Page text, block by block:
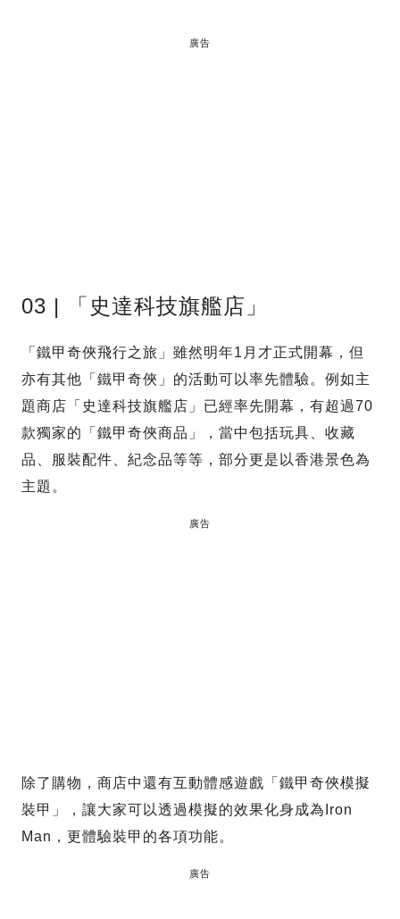
廣告
03 | 「史達科技旗艦店」
「鐵甲奇俠飛行之旅」雖然明年1月才正式開幕，但
亦有其他「鐵甲奇俠」的活動可以率先體驗。例如主
題商店「史達科技旗艦店」已經率先開幕，有超過70
款獨家的「鐵甲奇俠商品」，當中包括玩具、收藏
品、服裝配件、紀念品等等，部分更是以香港景色為
主題。
廣告
除了購物，商店中還有互動體感遊戲「鐵甲奇俠模擬
裝甲」，讓大家可以透過模擬的效果化身成為Iron
Man，更體驗裝甲的各項功能。
廣告